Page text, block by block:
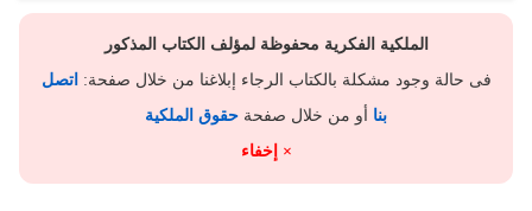
الملكية الفكرية محفوظة لمؤلف الكتاب المذكور
فى حالة وجود مشكلة بالكتاب الرجاء إبلاغنا من خلال صفحة: اتصل
بنا أو من خلال صفحة حقوق الملكية
× إخفاء